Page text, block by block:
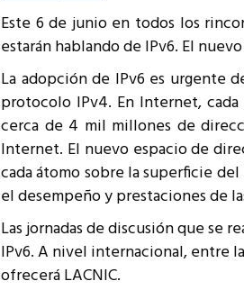
Historia
Cumplimiento Legal
Este 6 de junio en todos los
estarán hablando de IPv6. El
La adopción de IPv6 es urgente
protocolo IPv4. En Internet,
cerca de 4 mil millones de
Internet. El nuevo espacio de
cada átomo sobre la superficie
el desempeño y prestaciones de
Las jornadas de discusión que se
IPv6. A nivel internacional, entre
ofrecerá LACNIC.